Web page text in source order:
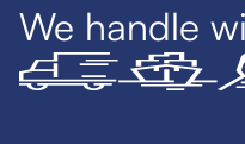
We handle